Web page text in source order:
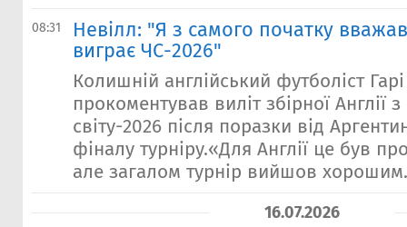
08:31
Невілл: "Я з самого початку
виграє ЧС-2026"
Колишній англійський футболіст
прокоментував виліт збірної Англії
світу-2026 після поразки від
фіналу турніру.«Для Англії це був
але загалом турнір вийшов
16.07.2026